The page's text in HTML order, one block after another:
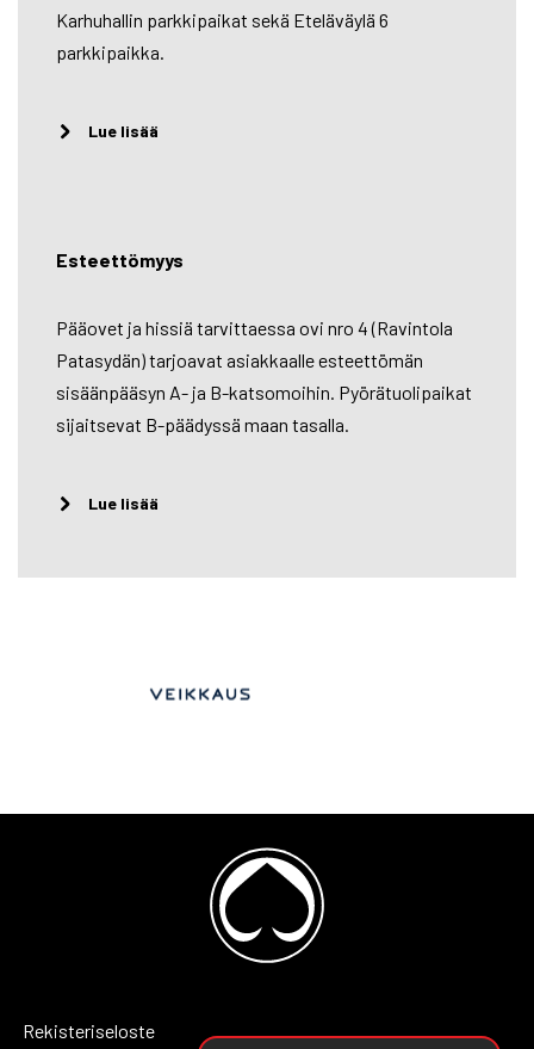
Karhuhallin parkkipaikat sekä Eteläväylä 6
parkkipaikka.
Lue lisää
Esteettömyys
Pääovet ja hissiä tarvittaessa ovi nro 4 (Ravintola
Patasydän) tarjoavat asiakkaalle esteettömän
sisäänpääsyn A- ja B-katsomoihin. Pyörätuolipaikat
sijaitsevat B-päädyssä maan tasalla.
Lue lisää
Rekisteriseloste